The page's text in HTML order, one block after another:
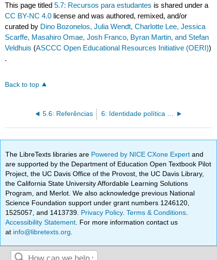
This page titled5.7: Recursos para estudantes is shared under a
CC BY-NC 4.0 license and was authored, remixed, and/or
curated by Dino Bozonelos, Julia Wendt, Charlotte Lee, Jessica
Scarffe, Masahiro Omae, Josh Franco, Byran Martin, and Stefan
Veldhuis (ASCCC Open Educational Resources Initiative (OERI))
.
Back to top
5.6: Referências
The LibreTexts libraries are Powered by NICE CXone Expertand
are supported by the Department of Education Open Textbook Pilot
Project, the UC Davis Office of the Provost, the UC Davis Library,
the California State University Affordable Learning Solutions
Program, and Merlot. We also acknowledge previous National
Science Foundation support under grant numbers 1246120,
1525057, and 1413739. Privacy Policy.Terms & Conditions
Accessibility Statement . For more information contact us
at info@libretexts.org